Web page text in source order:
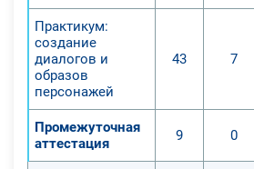
Практикум:
создание
диалогов и
образов
персонажей
43 7
Промежуточная
аттестация
9 0